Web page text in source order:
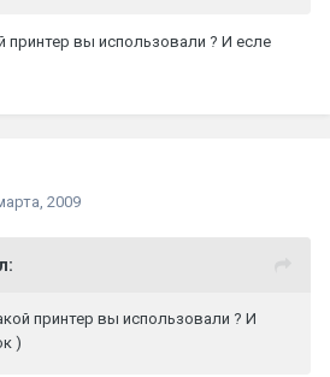
вы использовали ? И есле
2009
принтер вы использовали ? И
)